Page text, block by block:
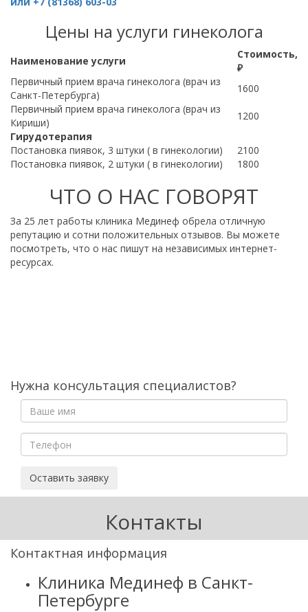
Цены на услуги гинеколога
Наименование услуги
Стоимость,
₽
Первичный прием врача гинеколога (врач из
Санкт-Петербурга)
1600
Первичный прием врача гинеколога (врач из
Кириши)
1200
Гирудотерапия
Постановка пиявок, 3 штуки ( в гинекологии)
2100
Постановка пиявок, 2 штуки ( в гинекологии)
1800
ЧТО О НАС ГОВОРЯТ
За 25 лет работы клиника Мединеф обрела отличную
репутацию и сотни положительных отзывов. Вы можете
посмотреть, что о нас пишут на независимых интернет-
ресурсах.
Нужна консультация специалистов?
Оставить заявку
Контакты
Контактная информация
Клиника Мединеф в Санкт-
Петербурге